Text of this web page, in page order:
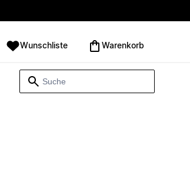
Wunschliste Warenkorb